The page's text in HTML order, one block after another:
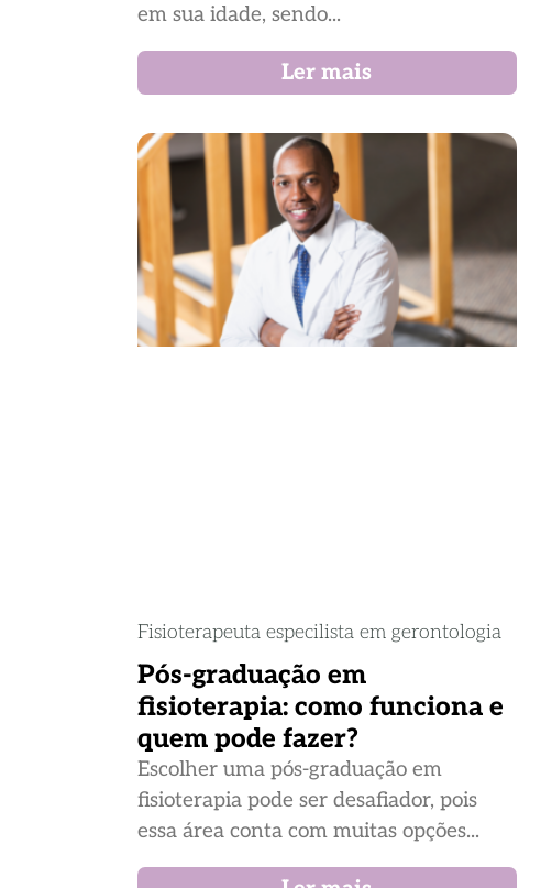
em sua idade, sendo...
Ler mais
Fisioterapeuta especilista em gerontologia
Pós-graduação em
fisioterapia: como funciona e
quem pode fazer?
Escolher uma pós-graduação em
fisioterapia pode ser desafiador, pois
essa área conta com muitas opções...